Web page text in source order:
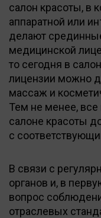
салон красоты, в
аппаратной или
делают
медицинской
то сегодня в
лицензии можно
массаж и
Тем не менее, все
салоне красоты
с
В связи с
органов и, в
вопрос
отраслевых